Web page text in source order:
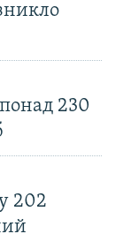
230
202